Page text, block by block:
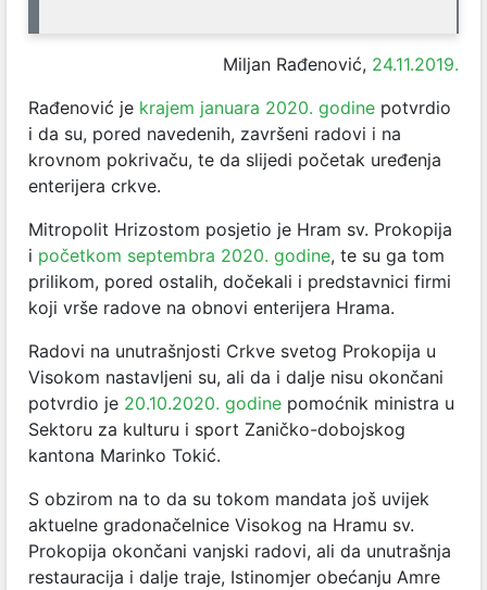
Miljan Rađenović, 24.11.2019.
Rađenović je krajem januara 2020. godine potvrdio
i da su, pored navedenih, završeni radovi i na
krovnom pokrivaču, te da slijedi početak uređenja
enterijera crkve.
Mitropolit Hrizostom posjetio je Hram sv. Prokopija
i početkom septembra 2020. godine, te su ga tom
prilikom, pored ostalih, dočekali i predstavnici firmi
koji vrše radove na obnovi enterijera Hrama.
Radovi na unutrašnjosti Crkve svetog Prokopija u
Visokom nastavljeni su, ali da i dalje nisu okončani
potvrdio je 20.10.2020. godine pomoćnik ministra u
Sektoru za kulturu i sport Zaničko-dobojskog
kantona Marinko Tokić.
S obzirom na to da su tokom mandata još uvijek
aktuelne gradonačelnice Visokog na Hramu sv.
Prokopija okončani vanjski radovi, ali da unutrašnja
restauracija i dalje traje, Istinomjer obećanju Amre